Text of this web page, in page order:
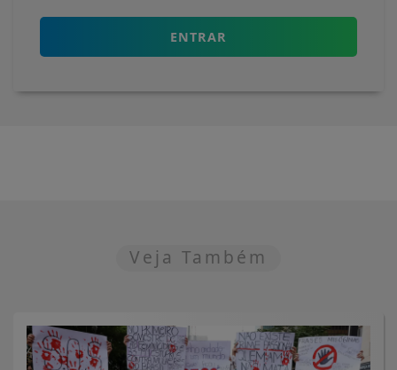
ENTRAR
Veja Também